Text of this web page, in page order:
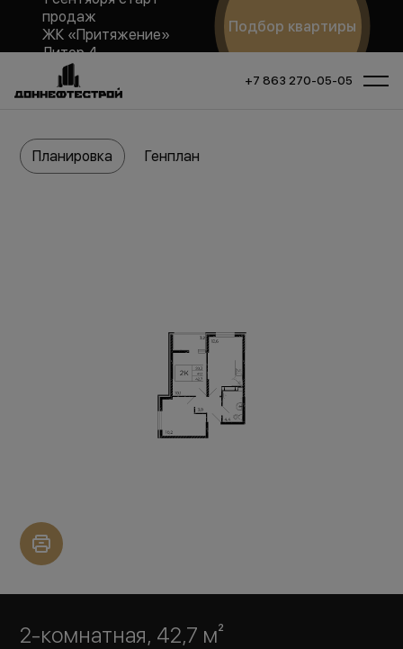
продаж
ЖК «Притяжение»
Литер 4
Подбор квартиры
+7 863 270-05-05
2-комнатная, 42,7 м²
Планировка Генплан